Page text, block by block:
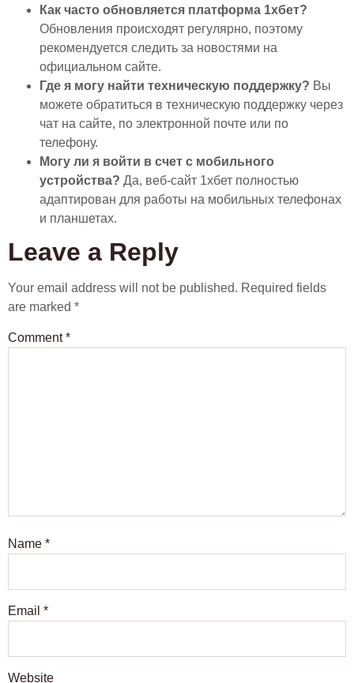
Как часто обновляется платформа 1хбет?
Обновления происходят регулярно, поэтому
рекомендуется следить за новостями на
официальном сайте.
Где я могу найти техническую поддержку? Вы
можете обратиться в техническую поддержку через
чат на сайте, по электронной почте или по
телефону.
Могу ли я войти в счет с мобильного
устройства? Да, веб-сайт 1хбет полностью
адаптирован для работы на мобильных телефонах
и планшетах.
Leave a Reply
Your email address will not be published. Required fields
are marked *
Comment*
Name *
Email *
Website